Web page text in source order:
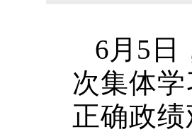
6月5日
次集体
正确政